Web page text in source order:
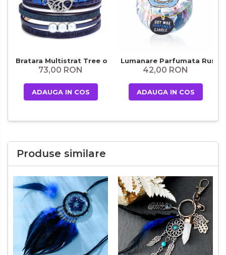
Bratara Multistrat Tree of Life Blue
73,00 RON
ADAUGA IN COS
Lumanare Parfumata
42,00 RON
ADAUGA IN COS
Produse similare